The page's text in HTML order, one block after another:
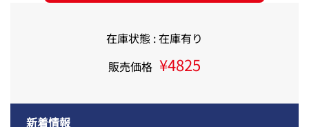
新着情報
在庫状態 : 在庫有り
販売価格 ¥4825